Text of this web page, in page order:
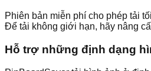
Phiên bản miễn phí cho phép tải
Để tải không giới hạn, hãy nâng
Hỗ trợ những định dạng